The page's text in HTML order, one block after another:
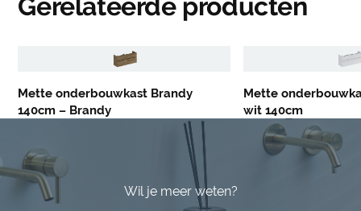
Gerelateerde producten
Mette onderbouwkast Brandy
140cm – Brandy
Mette
wit 140cm
Wil je meer weten?